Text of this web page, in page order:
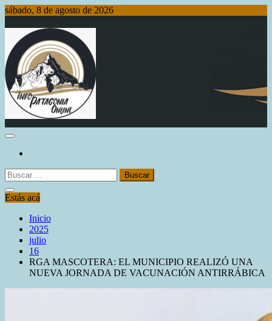
Saltar
contenido
sábado, 8 de agosto de 2026
Info Patagonia Online
Buscar:
Estás acá
Inicio
2025
julio
16
RGA MASCOTERA: EL MUNICIPIO REALIZÓ UNA
NUEVA JORNADA DE VACUNACIÓN ANTIRRÁBICA